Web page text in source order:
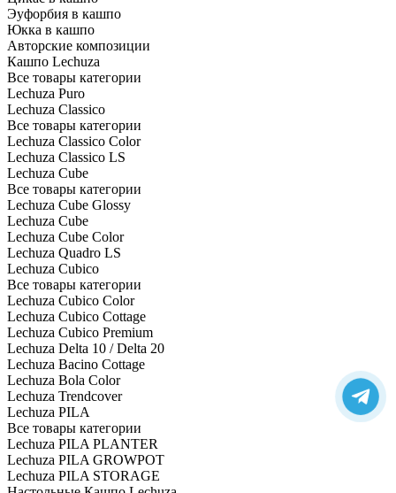
Эуфорбия в кашпо
Юкка в кашпо
Авторские композиции
Кашпо Lechuza
Все товары категории
Lechuza Puro
Lechuza Classico
Все товары категории
Lechuza Classico Color
Lechuza Classico LS
Lechuza Cube
Все товары категории
Lechuza Cube Glossy
Lechuza Cube
Lechuza Cube Color
Lechuza Quadro LS
Lechuza Cubico
Все товары категории
Lechuza Cubico Color
Lechuza Cubico Cottage
Lechuza Cubico Premium
Lechuza Delta 10 / Delta 20
Lechuza Bacino Cottage
Lechuza Bola Color
Lechuza Trendcover
Lechuza PILA
Все товары категории
Lechuza PILA PLANTER
Lechuza PILA GROWPOT
Lechuza PILA STORAGE